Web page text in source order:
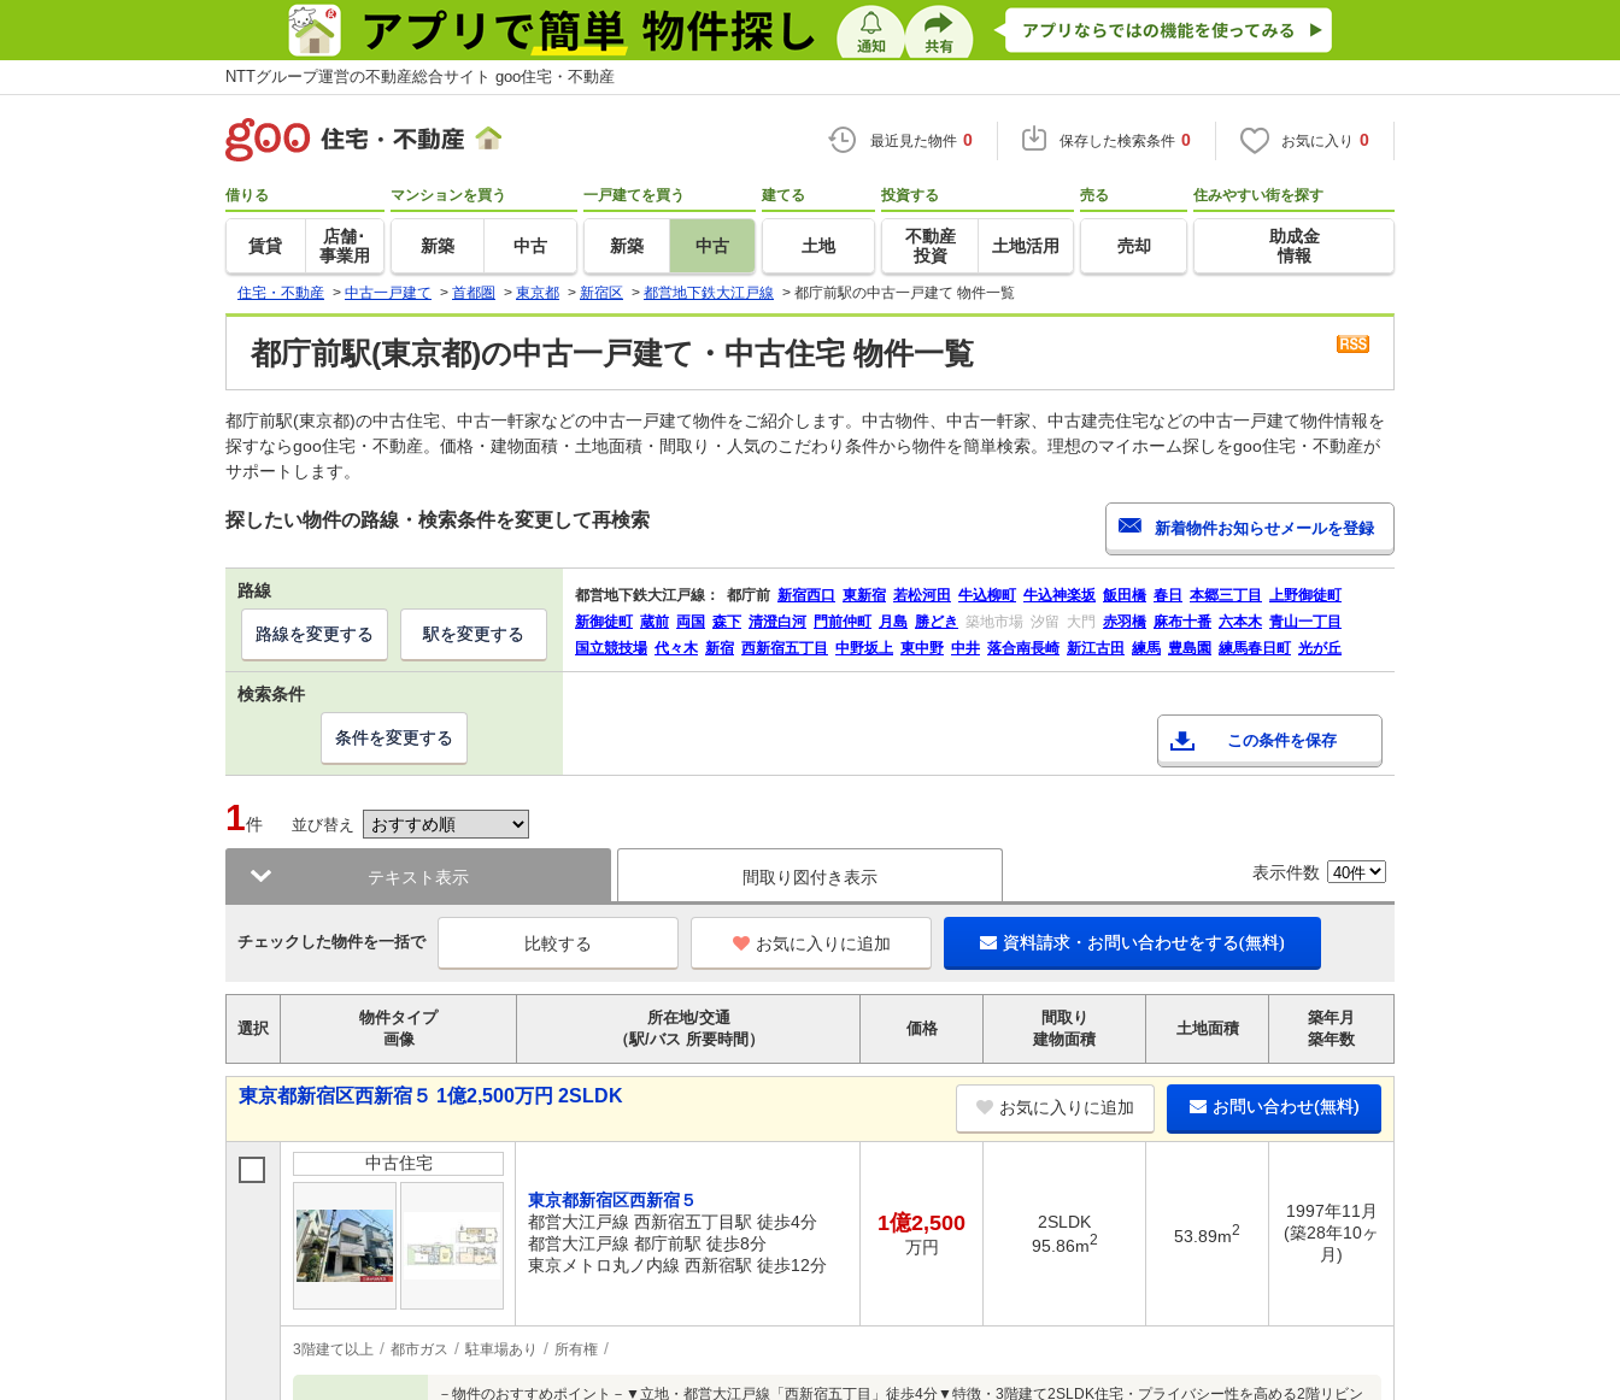
NTTグループ運営の不動産総合サイト goo住宅・不動産
最近見た物件 0 保存した検索条件 0 お気に入り 0
借りる
賃貸
店舗･
事業用
マンションを買う
新築 中古
一戸建てを買う
新築 中古
建てる
土地
投資する
不動産
投資
土地活用
売る
売却
住みやすい街を探す
助成金
情報
住宅・不動産 > 中古一戸建て > 首都圏 > 東京都 > 新宿区 > 都営地下鉄大江戸線 > 都庁前駅の中古一戸建て 物件一覧
都庁前駅(東京都)の中古一戸建て・中古住宅 物件一覧
都庁前駅(東京都)の中古住宅、中古一軒家などの中古一戸建て物件をご紹介します。中古物件、中古一軒家、中古建売住宅などの中古一戸建て物件情報を
探すならgoo住宅・不動産。価格・建物面積・土地面積・間取り・人気のこだわり条件から物件を簡単検索。理想のマイホーム探しをgoo住宅・不動産が
サポートします。
探したい物件の路線・検索条件を変更して再検索
路線 都営地下鉄大江戸線： 都庁前 新宿西口 東新宿 若松河田 牛込柳町 牛込神楽坂 飯田橋 春日 本郷三丁目
上野御徒町
新御徒町 蔵前 両国 森下 清澄白河 門前仲町 月島 勝どき 築地市場 汐留 大門 赤羽橋 麻布十番 六本木 青山一丁目
国立競技場 代々木 新宿 西新宿五丁目 中野坂上 東中野 中井 落合南長崎 新江古田 練馬 豊島園 練馬春日町 光が丘
路線を変更する 駅を変更する
検索条件
この条件を保存
条件を変更する
1件 並び替え
テキスト表示 間取り図付き表示 表示件数
チェックした物件を一括で お気に入りに追加 資料請求・お問い合わせをする(無料)
選択
物件タイプ
画像
所在地/交通
（駅/バス 所要時間）
価格
間取り
建物面積
土地面積
築年月
築年数
東京都新宿区西新宿５ 1億2,500万円 2SLDK
お気に入りに追加 お問い合わせ(無料)
中古住宅
東京都新宿区西新宿５
都営大江戸線 西新宿五丁目駅 徒歩4分
都営大江戸線 都庁前駅 徒歩8分
東京メトロ丸ノ内線 西新宿駅 徒歩12分
1億2,500
万円
2SLDK
95.86m2 53.89m2
1997年11月
(築28年10ヶ
月)
3階建て以上 都市ガス 駐車場あり 所有権
－物件のおすすめポイント－▼立地・都営大江戸線「西新宿五丁目」徒歩4分▼特徴・3階建て2SLDK住宅・プライバシー性を高める2階リビン